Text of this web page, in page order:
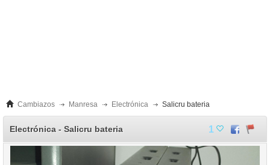
Cambiazos Manresa Electrónica Salicru bateria
Electrónica - Salicru bateria 1